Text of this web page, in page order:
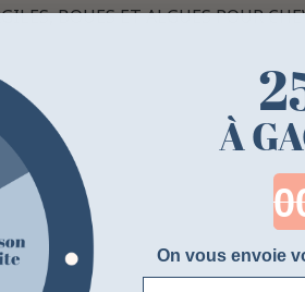
BOUES ET ALGUES POUR
À
On vous envoie